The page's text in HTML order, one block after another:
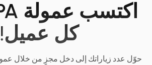
كل عميل!